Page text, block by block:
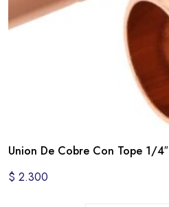
Union De Cobre Con Tope 1/4″
$ 2.300